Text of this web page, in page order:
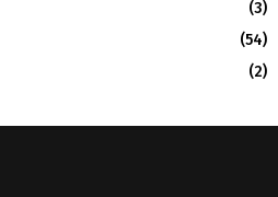
(3)
(54)
(2)